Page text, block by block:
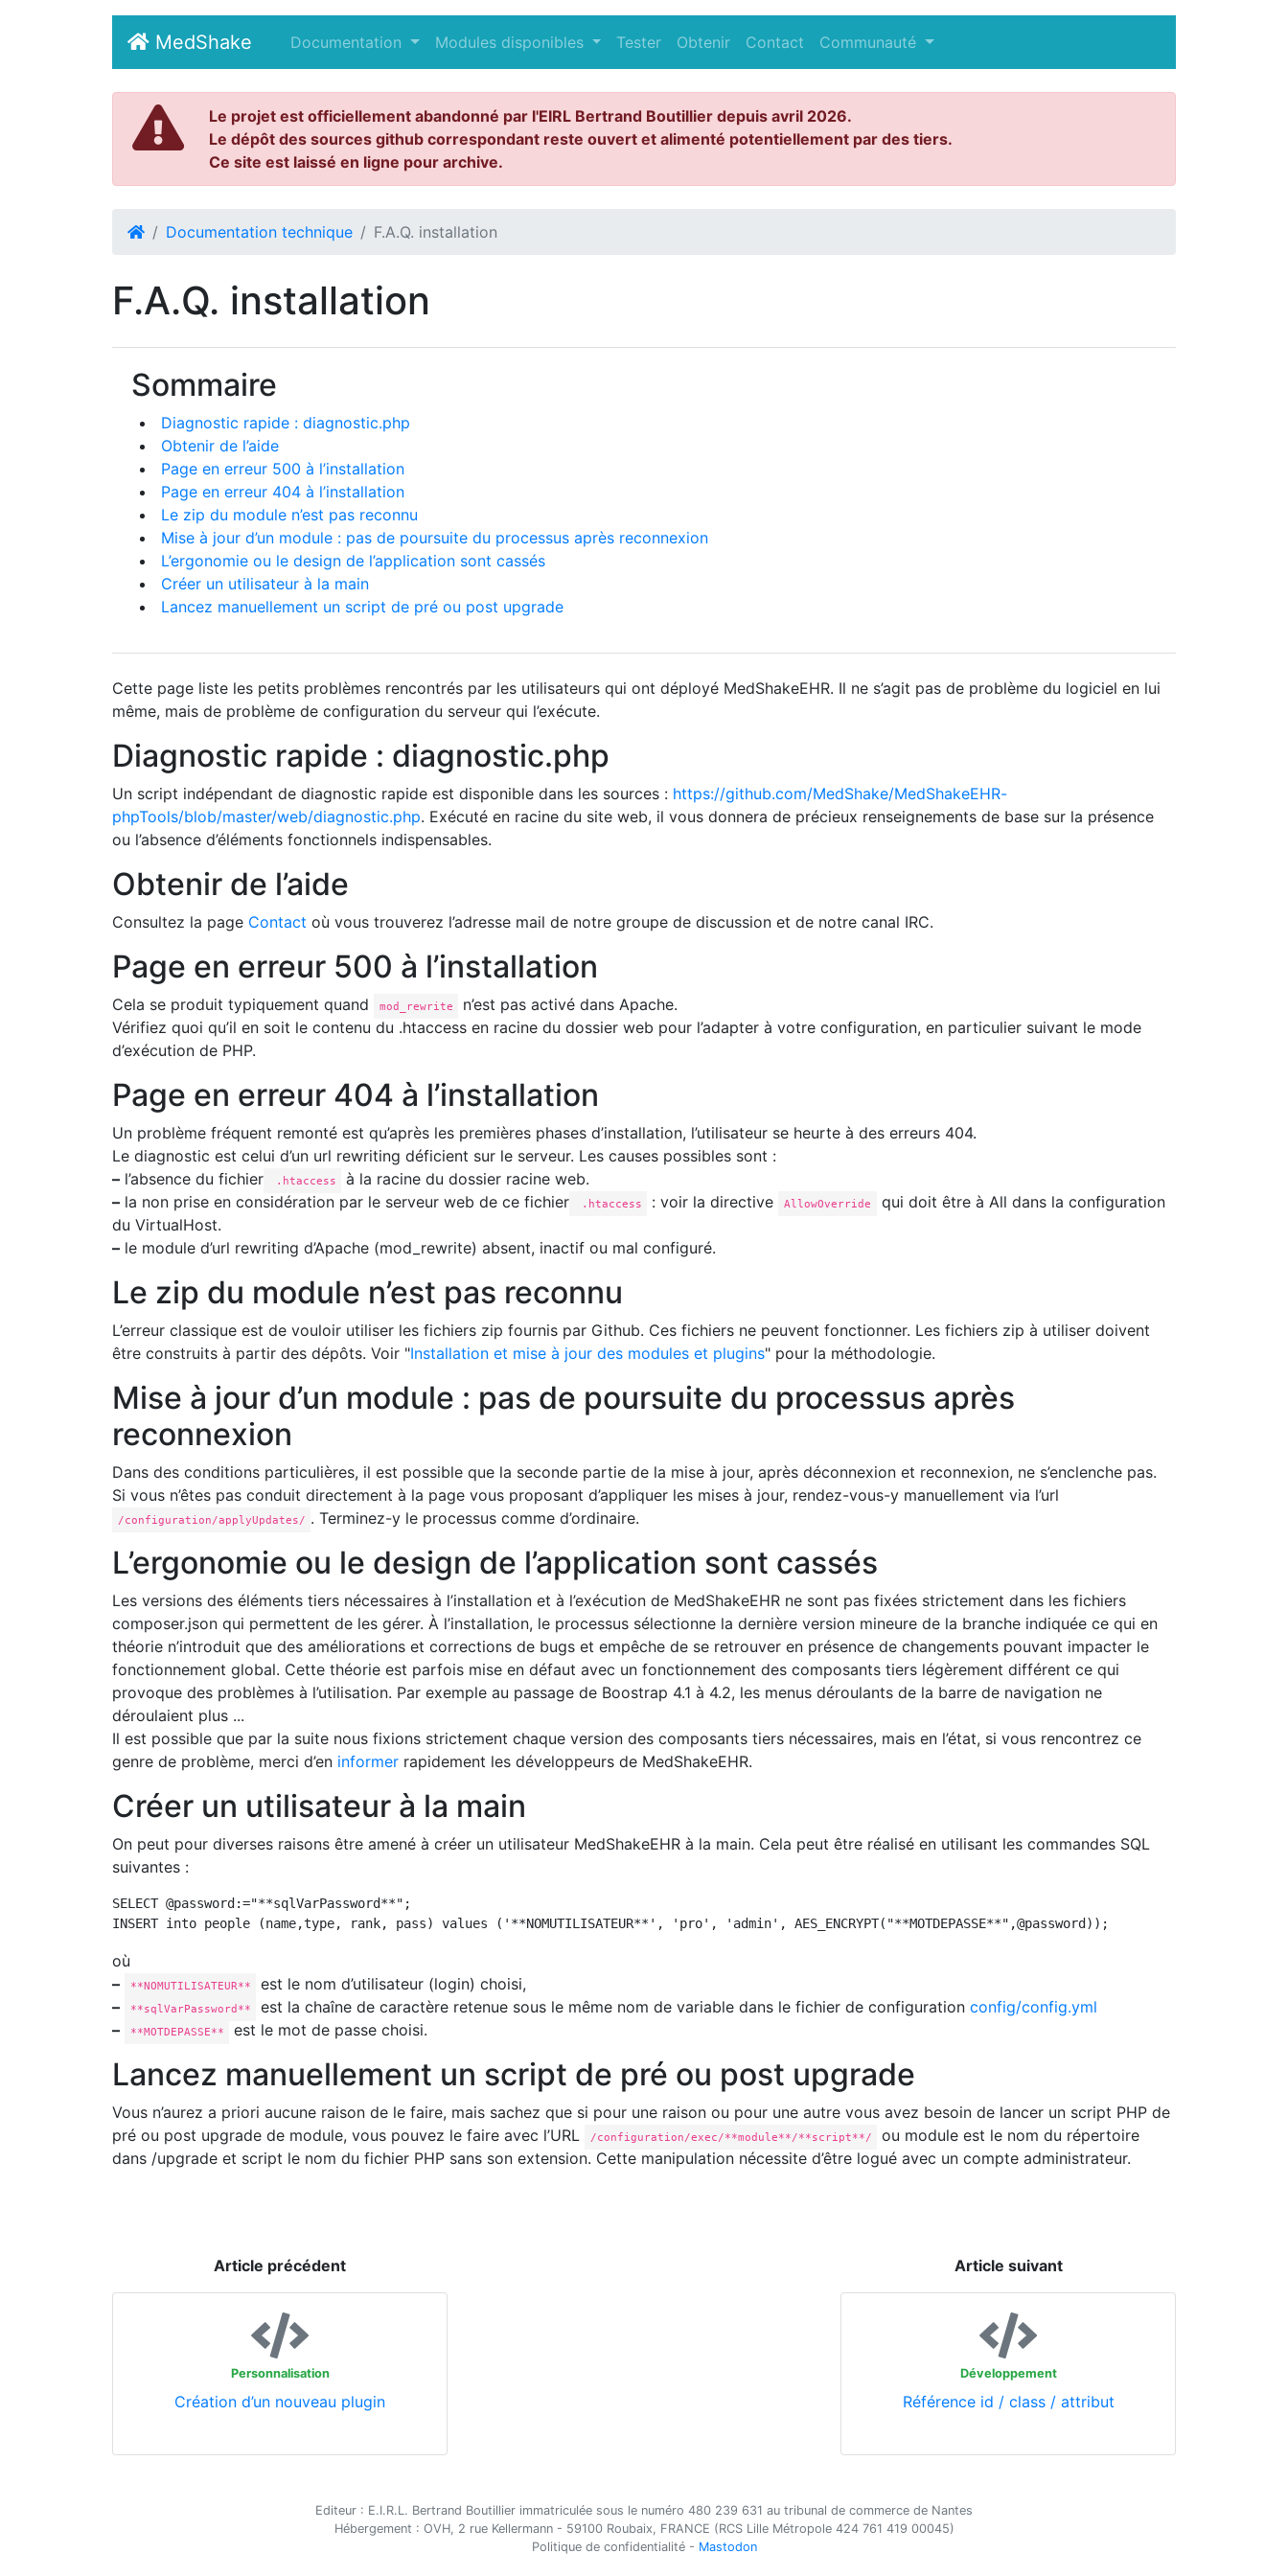
MedShake (current)
Documentation Modules disponibles Tester Obtenir Contact Communauté
Le projet est officiellement abandonné par l'EIRL Bertrand Boutillier depuis avril 2026.
Le dépôt des sources github correspondant reste ouvert et alimenté potentiellement par des tiers.
Ce site est laissé en ligne pour archive.
Documentation technique F.A.Q. installation
F.A.Q. installation
Sommaire
Diagnostic rapide : diagnostic.php
Obtenir de l’aide
Page en erreur 500 à l’installation
Page en erreur 404 à l’installation
Le zip du module n’est pas reconnu
Mise à jour d’un module : pas de poursuite du processus après reconnexion
L’ergonomie ou le design de l’application sont cassés
Créer un utilisateur à la main
Lancez manuellement un script de pré ou post upgrade
Cette page liste les petits problèmes rencontrés par les utilisateurs qui ont déployé MedShakeEHR. Il ne s’agit pas de problème du logiciel en lui
même, mais de problème de configuration du serveur qui l’exécute.
Diagnostic rapide : diagnostic.php
Un script indépendant de diagnostic rapide est disponible dans les sources : https://github.com/MedShake/MedShakeEHR-
phpTools/blob/master/web/diagnostic.php. Exécuté en racine du site web, il vous donnera de précieux renseignements de base sur la présence
ou l’absence d’éléments fonctionnels indispensables.
Obtenir de l’aide
Consultez la page Contact où vous trouverez l’adresse mail de notre groupe de discussion et de notre canal IRC.
Page en erreur 500 à l’installation
Cela se produit typiquement quand mod_rewrite
n’est pas activé dans Apache.
Vérifiez quoi qu’il en soit le contenu du .htaccess en racine du dossier web pour l’adapter à votre configuration, en particulier suivant le mode
d’exécution de PHP.
Page en erreur 404 à l’installation
Un problème fréquent remonté est qu’après les premières phases d’installation, l’utilisateur se heurte à des erreurs 404.
Le diagnostic est celui d’un url rewriting déficient sur le serveur. Les causes possibles sont :
– l’absence du fichier .htaccess
à la racine du dossier racine web.
– la non prise en considération par le serveur web de ce fichier .htaccess : voir la directive AllowOverride
qui doit être à All dans la configuration
du VirtualHost.
– le module d’url rewriting d’Apache (mod_rewrite) absent, inactif ou mal configuré.
Le zip du module n’est pas reconnu
L’erreur classique est de vouloir utiliser les fichiers zip fournis par Github. Ces fichiers ne peuvent fonctionner. Les fichiers zip à utiliser doivent
être construits à partir des dépôts. Voir "Installation et mise à jour des modules et plugins" pour la méthodologie.
Mise à jour d’un module : pas de poursuite du processus après
reconnexion
Dans des conditions particulières, il est possible que la seconde partie de la mise à jour, après déconnexion et reconnexion, ne s’enclenche pas.
Si vous n’êtes pas conduit directement à la page vous proposant d’appliquer les mises à jour, rendez-vous-y manuellement via l’url
/configuration/applyUpdates/ . Terminez-y le processus comme d’ordinaire.
L’ergonomie ou le design de l’application sont cassés
Les versions des éléments tiers nécessaires à l’installation et à l’exécution de MedShakeEHR ne sont pas fixées strictement dans les fichiers
composer.json qui permettent de les gérer. À l’installation, le processus sélectionne la dernière version mineure de la branche indiquée ce qui en
théorie n’introduit que des améliorations et corrections de bugs et empêche de se retrouver en présence de changements pouvant impacter le
fonctionnement global. Cette théorie est parfois mise en défaut avec un fonctionnement des composants tiers légèrement différent ce qui
provoque des problèmes à l’utilisation. Par exemple au passage de Boostrap 4.1 à 4.2, les menus déroulants de la barre de navigation ne
déroulaient plus ...
Il est possible que par la suite nous fixions strictement chaque version des composants tiers nécessaires, mais en l’état, si vous rencontrez ce
genre de problème, merci d’en informer rapidement les développeurs de MedShakeEHR.
Créer un utilisateur à la main
On peut pour diverses raisons être amené à créer un utilisateur MedShakeEHR à la main. Cela peut être réalisé en utilisant les commandes SQL
suivantes :
SELECT @password:="**sqlVarPassword**";
INSERT into people (name,type, rank, pass) values ('**NOMUTILISATEUR**', 'pro', 'admin', AES_ENCRYPT("**MOTDEPASSE**",@password));
où
–
**NOMUTILISATEUR**
est le nom d’utilisateur (login) choisi,
–
**sqlVarPassword** est la chaîne de caractère retenue sous le même nom de variable dans le fichier de configurationconfig/config.yml
–
**MOTDEPASSE** est le mot de passe choisi.
Lancez manuellement un script de pré ou post upgrade
Vous n’aurez a priori aucune raison de le faire, mais sachez que si pour une raison ou pour une autre vous avez besoin de lancer un script PHP de
pré ou post upgrade de module, vous pouvez le faire avec l’URL
/configuration/exec/**module**/**script**/
ou module est le nom du répertoire
dans /upgrade et script le nom du fichier PHP sans son extension. Cette manipulation nécessite d’être logué avec un compte administrateur.
Article précédent
Personnalisation
Création d’un nouveau plugin
Article suivant
Développement
Référence id / class / attribut
Editeur : E.I.R.L. Bertrand Boutillier immatriculée sous le numéro 480 239 631 au tribunal de commerce de Nantes
Hébergement : OVH, 2 rue Kellermann - 59100 Roubaix, FRANCE (RCS Lille Métropole 424 761 419 00045)
Politique de confidentialité- Mastodon